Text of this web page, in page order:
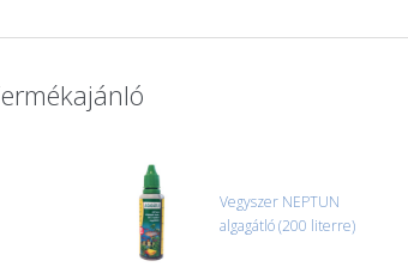
Vegyszer NEPTUN
algagátló (200 literre)